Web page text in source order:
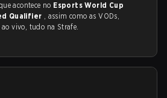
acontece no Esports World Cup
Qualifier , assim como as VODs,
ao vivo, tudo na Strafe.